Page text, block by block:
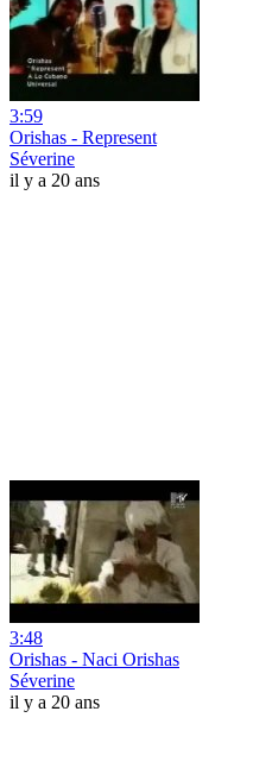
3:59
Orishas - Represent
Séverine
il y a 20 ans
3:48
Orishas - Naci Orishas
Séverine
il y a 20 ans